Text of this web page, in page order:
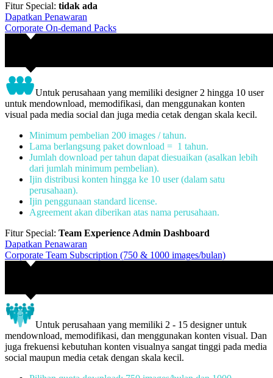
Fitur Special: tidak ada
Dapatkan Penawaran
Corporate On-demand Packs
Untuk perusahaan yang memiliki designer 2 hingga 10 user
untuk mendownload, memodifikasi, dan menggunakan konten
visual pada media social dan juga media cetak dengan skala kecil.
Minimum pembelian 200 images / tahun.
Lama berlangsung paket download = 1 tahun.
Jumlah download per tahun dapat diesuaikan (asalkan lebih
dari jumlah minimum pembelian).
Ijin distribusi konten hingga ke 10 user (dalam satu
perusahaan).
Ijin penggunaan standard license.
Agreement akan diberikan atas nama perusahaan.
Fitur Special: Team Experience Admin Dashboard
Dapatkan Penawaran
Corporate Team Subscription (750 & 1000 images/bulan)
Untuk perusahaan yang memiliki 2 - 15 designer untuk
mendownload, memodifikasi, dan menggunakan konten visual. Dan
juga frekuensi kebutuhan konten visualnya sangat tinggi pada media
social maupun media cetak dengan skala kecil.